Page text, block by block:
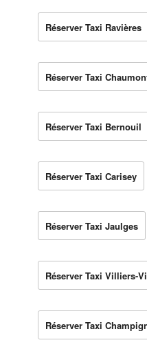
Réserver Taxi Ravières
Réserver Taxi
Réserver Taxi Bernouil
Réserver Taxi Carisey
Réserver Taxi Jaulges
Réserver Taxi Villiers-
Réserver Taxi